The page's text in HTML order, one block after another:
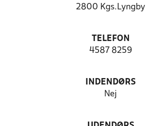
2800 Kgs.Lyngby
TELEFON
4587 8259
INDENDØRS
Nej